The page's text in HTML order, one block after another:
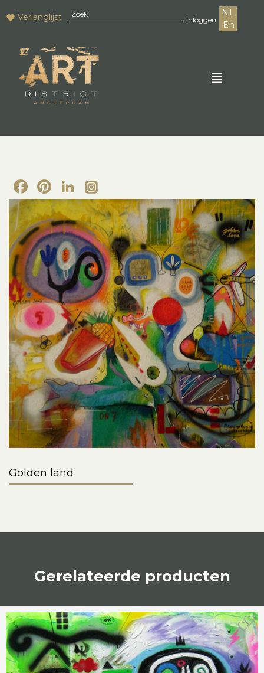
Verlanglijst Inloggen
NL
En
Facebook
Pinterest
LinkedIn
Golden land
Gerelateerde producten